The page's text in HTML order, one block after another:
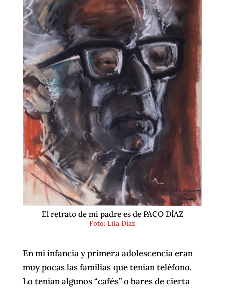
El retrato de mi padre es de PACO DÍAZ
Foto: Lila Díaz
En mi infancia y primera adolescencia eran
muy pocas las familias que tenían teléfono.
Lo tenían algunos “cafés” o bares de cierta